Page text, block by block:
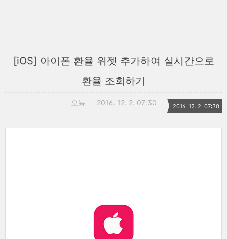
[iOS] 아이폰 환율 위젯 추가하여 실시간으로
환율 조회하기
오뇽 2016. 12. 2. 07:30 2016. 12. 2. 07:30